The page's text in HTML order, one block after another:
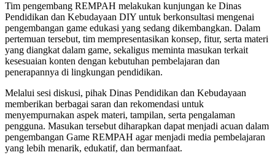
Tim pengembang REMPAH melakukan kunjungan ke Dinas
Pendidikan dan Kebudayaan DIY untuk berkonsultasi mengenai
pengembangan game edukasi yang sedang dikembangkan. Dalam
pertemuan tersebut, tim mempresentasikan konsep, fitur, serta materi
yang diangkat dalam game, sekaligus meminta masukan terkait
kesesuaian konten dengan kebutuhan pembelajaran dan
penerapannya di lingkungan pendidikan.
Melalui sesi diskusi, pihak Dinas Pendidikan dan Kebudayaan
memberikan berbagai saran dan rekomendasi untuk
menyempurnakan aspek materi, tampilan, serta pengalaman
pengguna. Masukan tersebut diharapkan dapat menjadi acuan dalam
pengembangan Game REMPAH agar menjadi media pembelajaran
yang lebih menarik, edukatif, dan bermanfaat.